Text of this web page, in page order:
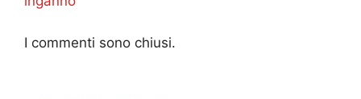
I commenti sono chiusi.